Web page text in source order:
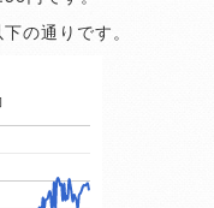
の通りです。